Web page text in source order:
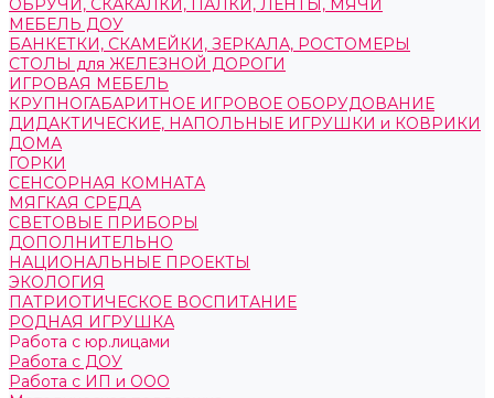
ОБРУЧИ, СКАКАЛКИ, ПАЛКИ, ЛЕНТЫ, МЯЧИ
МЕБЕЛЬ ДОУ
БАНКЕТКИ, СКАМЕЙКИ, ЗЕРКАЛА, РОСТОМЕРЫ
СТОЛЫ для ЖЕЛЕЗНОЙ ДОРОГИ
ИГРОВАЯ МЕБЕЛЬ
КРУПНОГАБАРИТНОЕ ИГРОВОЕ ОБОРУДОВАНИЕ
ДИДАКТИЧЕСКИЕ, НАПОЛЬНЫЕ ИГРУШКИ и КОВРИКИ
ДОМА
ГОРКИ
СЕНСОРНАЯ КОМНАТА
МЯГКАЯ СРЕДА
СВЕТОВЫЕ ПРИБОРЫ
ДОПОЛНИТЕЛЬНО
НАЦИОНАЛЬНЫЕ ПРОЕКТЫ
ЭКОЛОГИЯ
ПАТРИОТИЧЕСКОЕ ВОСПИТАНИЕ
РОДНАЯ ИГРУШКА
Работа с юр.лицами
Работа с ДОУ
Работа с ИП и ООО